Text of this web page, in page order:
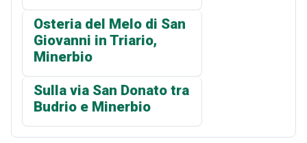
Osteria del Melo di San
Giovanni in Triario,
Minerbio
Sulla via San Donato tra
Budrio e Minerbio